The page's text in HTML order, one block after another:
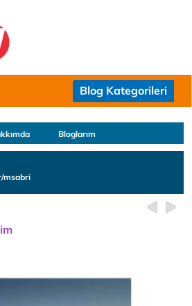
Blog Kategorileri
Bloglarım
msabri